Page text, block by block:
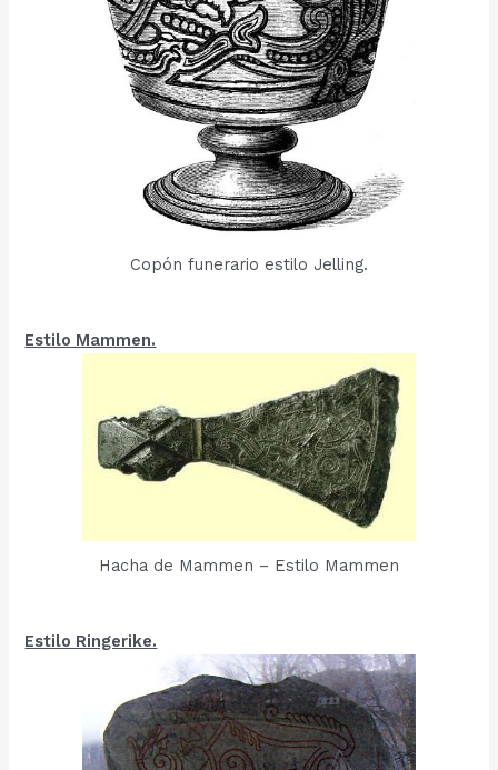
Copón funerario estilo Jelling.
Estilo Mammen.
Hacha de Mammen – Estilo Mammen
Estilo Ringerike.